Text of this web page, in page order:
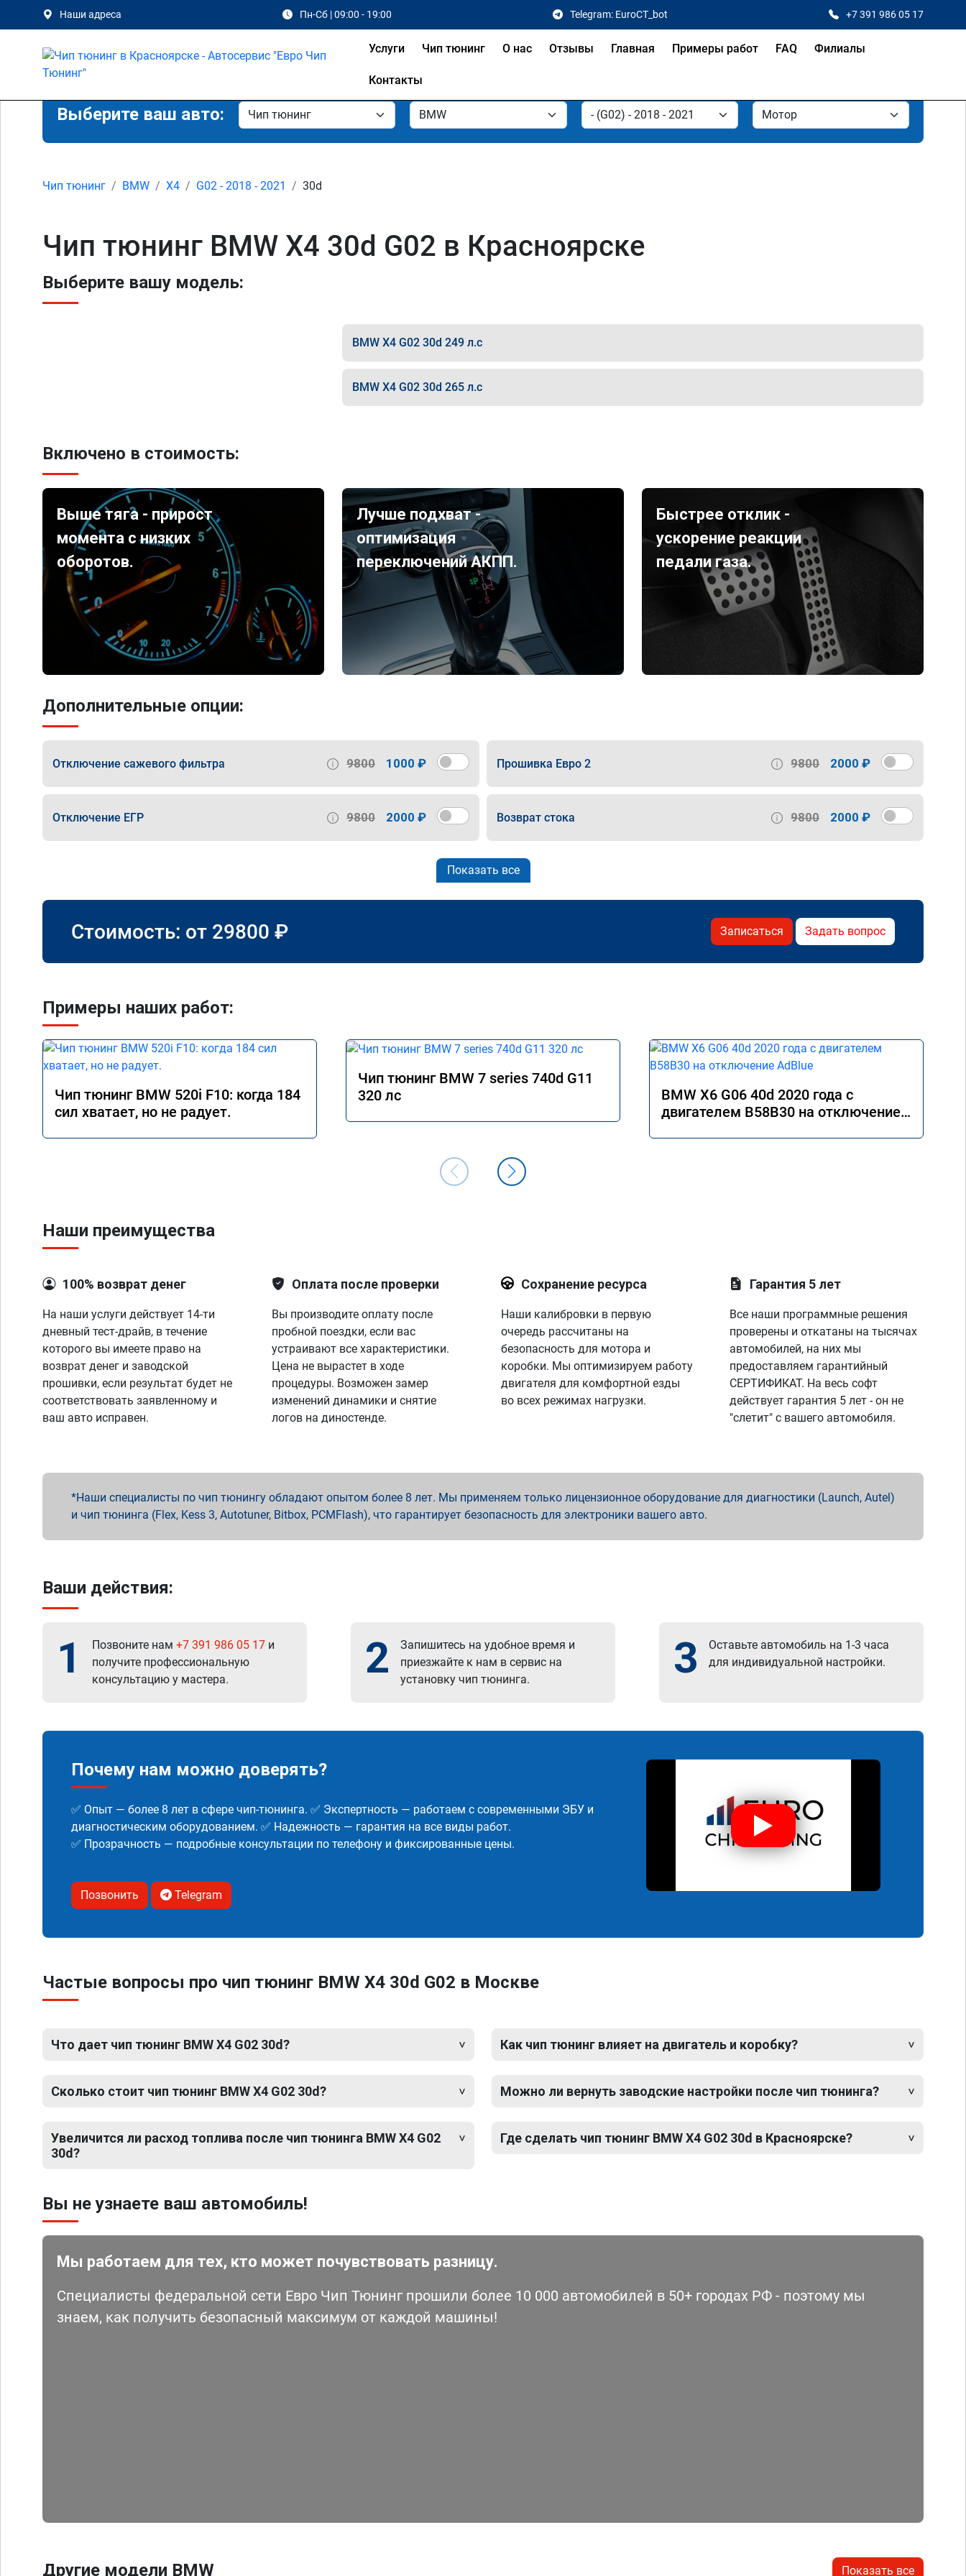
Наши адреса Пн-Сб | 09:00 - 19:00 Telegram: EuroCT_bot +7 391 986 05 17
Услуги Чип тюнинг О нас Отзывы Главная Примеры работ FAQ Филиалы
Контакты
Выберите ваш авто:
Чип тюнинг BMW X4 G02 - 2018 - 2021 30d
Чип тюнинг BMW X4 30d G02 в Красноярске
Выберите вашу модель:
BMW X4 G02 30d 249 л.с
BMW X4 G02 30d 265 л.с
Включено в стоимость:
Выше тяга - прирост
момента с низких
оборотов.
Лучше подхват -
оптимизация
переключений АКПП.
Быстрее отклик -
ускорение реакции
педали газа.
Дополнительные опции:
Отключение сажевого фильтра 9800 1000 ₽ Прошивка Евро 2 9800 2000 ₽
Отключение ЕГР 9800 2000 ₽ Возврат стока 9800 2000 ₽
Показать все
Стоимость: от 29800 ₽ Записаться Задать вопрос
Примеры наших работ:
Чип тюнинг BMW 520i F10: когда 184
сил хватает, но не радует.
Чип тюнинг BMW 7 series 740d G11
320 лс
BMW X6 G06 40d 2020 года с
двигателем B58B30 на отключение
Наши преимущества
100% возврат денег
На наши услуги действует 14-ти
дневный тест-драйв, в течение
которого вы имеете право на
возврат денег и заводской
прошивки, если результат будет не
соответствовать заявленному и
ваш авто исправен.
Оплата после проверки
Вы производите оплату после
пробной поездки, если вас
устраивают все характеристики.
Цена не вырастет в ходе
процедуры. Возможен замер
изменений динамики и снятие
логов на диностенде.
Сохранение ресурса
Наши калибровки в первую
очередь рассчитаны на
безопасность для мотора и
коробки. Мы оптимизируем работу
двигателя для комфортной езды
во всех режимах нагрузки.
Гарантия 5 лет
Все наши программные решения
проверены и откатаны на тысячах
автомобилей, на них мы
предоставляем гарантийный
СЕРТИФИКАТ. На весь софт
действует гарантия 5 лет - он не
"слетит" с вашего автомобиля.
Наши специалисты по чип тюнингу обладают опытом более 8 лет. Мы применяем только лицензионное оборудование для диагностики (Launch, Autel)
и чип тюнинга (Flex, Kess 3, Autotuner, Bitbox, PCMFlash), что гарантирует безопасность для электроники вашего авто.
Ваши действия:
1 Позвоните нам +7 391 986 05 17 и
получите профессиональную
консультацию у мастера.
2
Запишитесь на удобное время и
приезжайте к нам в сервис на
установку чип тюнинга.
3
Оставьте автомобиль на 1-3 часа
для индивидуальной настройки.
Почему нам можно доверять?
✅ Опыт — более 8 лет в сфере чип-тюнинга. ✅ Экспертность — работаем с современными ЭБУ и
диагностическим оборудованием. ✅ Надежность — гарантия на все виды работ.
✅ Прозрачность — подробные консультации по телефону и фиксированные цены.
Позвонить Telegram
Частые вопросы про чип тюнинг BMW X4 30d G02 в Москве
Что дает чип тюнинг BMW X4 G02 30d?
Сколько стоит чип тюнинг BMW X4 G02 30d?
Увеличится ли расход топлива после чип тюнинга BMW X4 G02
30d?
Как чип тюнинг влияет на двигатель и коробку?
Можно ли вернуть заводские настройки после чип тюнинга?
Где сделать чип тюнинг BMW X4 G02 30d в Красноярске?
Вы не узнаете ваш автомобиль!
Мы работаем для тех, кто может почувствовать разницу.
Специалисты федеральной сети Евро Чип Тюнинг прошили более 10 000 автомобилей в 50+ городах РФ - поэтому мы
знаем, как получить безопасный максимум от каждой машины!
Другие модели BMW Показать все